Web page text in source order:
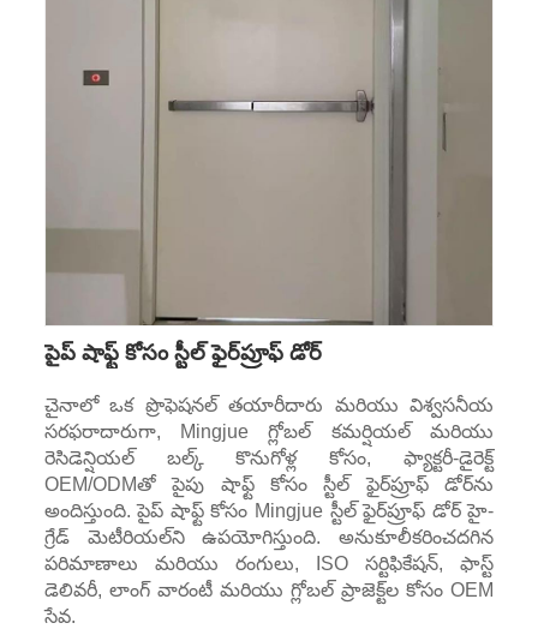
పైప్ షాఫ్ట్ కోసం స్టీల్ ఫైర్‌ప్రూఫ్ డోర్
చైనాలో ఒక ప్రొఫెషనల్ తయారీదారు మరియు విశ్వసనీయ
సరఫరాదారుగా, Mingjue గ్లోబల్ కమర్షియల్ మరియు
రెసిడెన్షియల్ బల్క్ కొనుగోళ్ల కోసం, ఫ్యాక్టరీ-డైరెక్ట్
OEM/ODMతో పైపు షాఫ్ట్ కోసం స్టీల్ ఫైర్‌ప్రూఫ్ డోర్‌ను
అందిస్తుంది. పైప్ షాఫ్ట్ కోసం Mingjue స్టీల్ ఫైర్‌ప్రూఫ్ డోర్ హై-
గ్రేడ్ మెటీరియల్‌ని ఉపయోగిస్తుంది. అనుకూలీకరించదగిన
పరిమాణాలు మరియు రంగులు, ISO సర్టిఫికేషన్, ఫాస్ట్
డెలివరీ, లాంగ్ వారంటీ మరియు గ్లోబల్ ప్రాజెక్ట్‌ల కోసం OEM
సేవ.